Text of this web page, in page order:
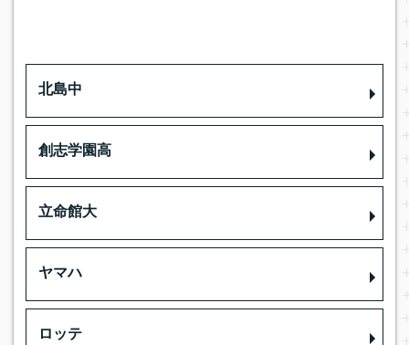
北島中
創志学園高
立命館大
ヤマハ
ロッテ